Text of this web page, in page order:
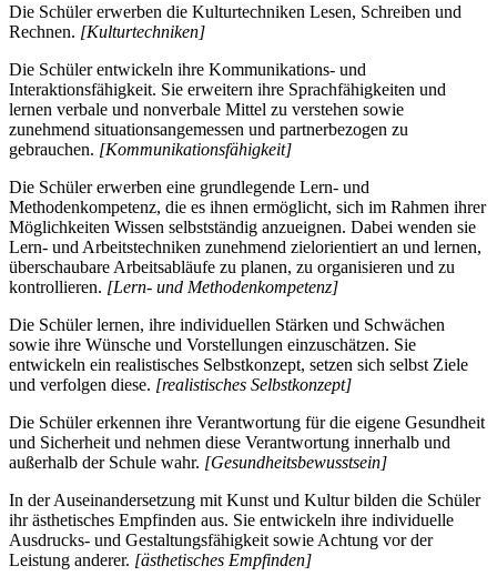
Die Schüler erwerben die Kulturtechniken Lesen, Schreiben und
Rechnen. [Kulturtechniken]
Die Schüler entwickeln ihre Kommunikations- und
Interaktionsfähigkeit. Sie erweitern ihre Sprachfähigkeiten und
lernen verbale und nonverbale Mittel zu verstehen sowie
zunehmend situationsangemessen und partnerbezogen zu
gebrauchen. [Kommunikationsfähigkeit]
Die Schüler erwerben eine grundlegende Lern- und
Methodenkompetenz, die es ihnen ermöglicht, sich im Rahmen ihrer
Möglichkeiten Wissen selbstständig anzueignen. Dabei wenden sie
Lern- und Arbeitstechniken zunehmend zielorientiert an und lernen,
überschaubare Arbeitsabläufe zu planen, zu organisieren und zu
kontrollieren. [Lern- und Methodenkompetenz]
Die Schüler lernen, ihre individuellen Stärken und Schwächen
sowie ihre Wünsche und Vorstellungen einzuschätzen. Sie
entwickeln ein realistisches Selbstkonzept, setzen sich selbst Ziele
und verfolgen diese. [realistisches Selbstkonzept]
Die Schüler erkennen ihre Verantwortung für die eigene Gesundheit
und Sicherheit und nehmen diese Verantwortung innerhalb und
außerhalb der Schule wahr. [Gesundheitsbewusstsein]
In der Auseinandersetzung mit Kunst und Kultur bilden die Schüler
ihr ästhetisches Empfinden aus. Sie entwickeln ihre individuelle
Ausdrucks- und Gestaltungsfähigkeit sowie Achtung vor der
Leistung anderer. [ästhetisches Empfinden]